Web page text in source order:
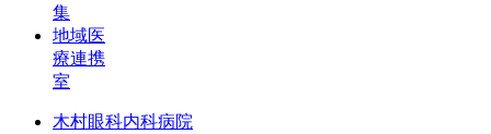
集
地域医
療連携
室
木村眼科内科病院